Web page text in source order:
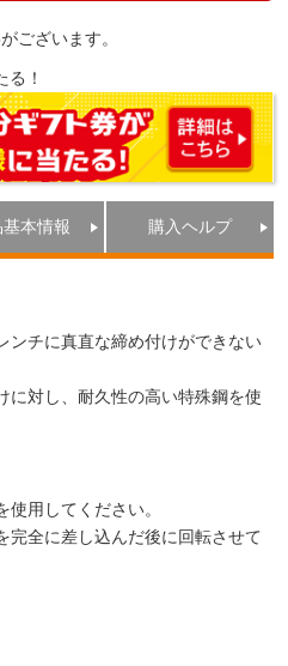
ございます。
！
本情報 購入ヘルプ
ンチに真直な締め付けができない
に対し、耐久性の高い特殊鋼を使
用してください。
完全に差し込んだ後に回転させて